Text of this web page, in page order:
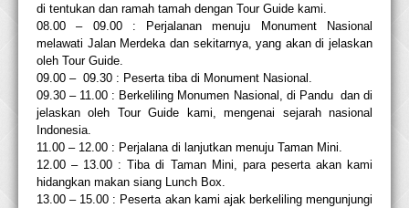
di tentukan dan ramah tamah dengan Tour Guide kami.
08.00 – 09.00 : Perjalanan menuju Monument Nasional
melawati Jalan Merdeka dan sekitarnya,yang akan di jelaskan
oleh Tour Guide.
09.00 – 09.30 : Peserta tiba di Monument Nasional.
09.30 – 11.00 : Berkeliling Monumen Nasional , di Pandu dan di
jelaskan oleh Tour Guide kami, mengenai sejarah nasional
Indonesia.
11.00 – 12.00 : Perjalana di lanjutkan menuju Taman Mini.
12.00 – 13.00 : Tiba di Taman Mini, para peserta akan kami
hidangkan makan siang Lunch Box.
13.00 – 15.00 : Peserta akan kami ajak berkeliling mengunjungi